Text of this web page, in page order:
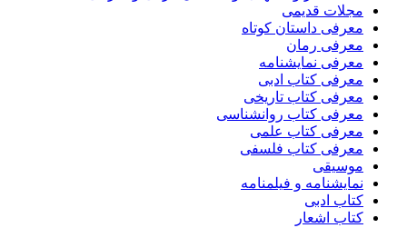
مجلات قدیمی
معرفی داستان کوتاه
معرفی رمان
معرفی نمایشنامه
معرفی کتاب ادبی
معرفی کتاب تاریخی
معرفی کتاب روانشناسی
معرفی کتاب علمی
معرفی کتاب فلسفی
موسیقی
نمایشنامه و فیلمنامه
کتاب ادبی
کتاب اشعار